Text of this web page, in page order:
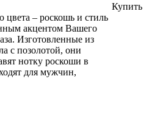
цвета – роскошь и стиль
акцентом Вашего
Изготовленные из
с позолотой, они
нотку роскоши в
для мужчин,
Купить